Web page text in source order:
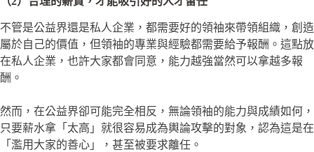
不管是公益界還是私人企業，都需要好的領袖來帶領組織，創造
屬於自己的價值，但領袖的專業與經驗都需要給予報酬。這點放
在私人企業，也許大家都會同意，能力越強當然可以拿越多報
酬。
然而，在公益界卻可能完全相反，無論領袖的能力與成績如何，
只要薪水拿「太高」就很容易成為輿論攻擊的對象，認為這是在
「濫用大家的善心」，甚至被要求離任。